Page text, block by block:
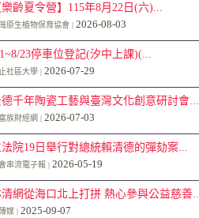
樂齡夏令營】115年8月22日(六)...
原生植物保育協會 2026-08-03
23停車位登記(汐中上課)(...
社區大學 2026-07-29
千年陶瓷工藝與臺灣文化創意研討會...
族財經網 2026-07-03
法院19日舉行對總統賴清德的彈劾案...
串流電子報 2026-05-19
網從海口北上打拼 熱心參與公益慈善...
媒 2025-09-07